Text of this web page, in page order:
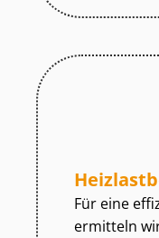
Für eine
ermitteln